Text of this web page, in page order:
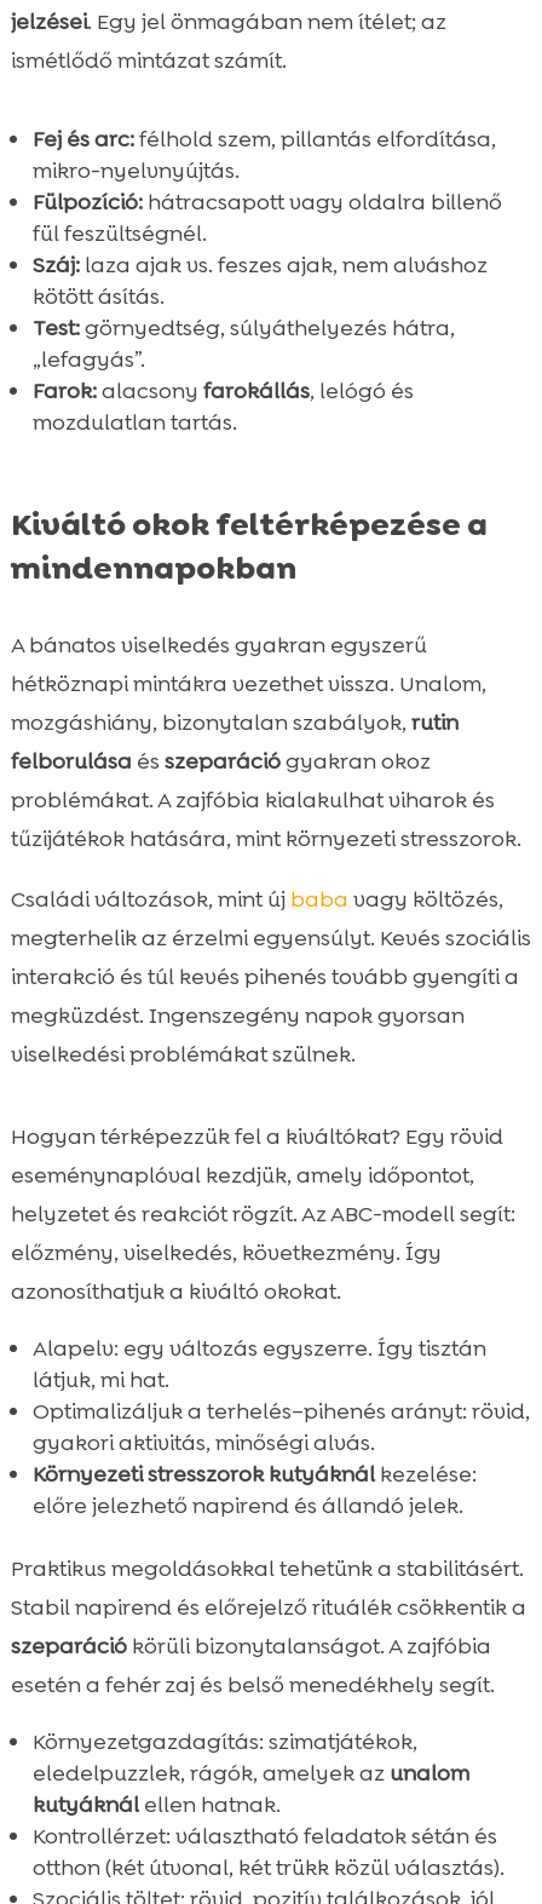
jelzései. Egy jel önmagában nem ítélet; az
ismétlődő mintázat számít.
Fej és arc:félhold szem, pillantás elfordítása,
mikro-nyelvnyújtás.
Fülpozíció:hátracsapott vagy oldalra billenő
fül feszültségnél.
Száj:laza ajak vs. feszes ajak, nem alváshoz
kötött ásítás.
Test:görnyedtség, súlyáthelyezés hátra,
„lefagyás”.
Farok:alacsony farokállás, lelógó és
mozdulatlan tartás.
Kiváltó okok feltérképezése a
mindennapokban
A bánatos viselkedés gyakran egyszerű
hétköznapi mintákra vezethet vissza. Unalom,
mozgáshiány, bizonytalan szabályok, rutin
felborulása és szeparációgyakran okoz
problémákat. A zajfóbia kialakulhat viharok és
tűzijátékok hatására, mint környezeti stresszorok.
Családi változások, mint új baba vagy költözés,
megterhelik az érzelmi egyensúlyt. Kevés szociális
interakció és túl kevés pihenés tovább gyengíti a
megküzdést. Ingenszegény napok gyorsan
viselkedési problémákat szülnek.
Hogyan térképezzük fel a kiváltókat? Egy rövid
eseménynaplóval kezdjük, amely időpontot,
helyzetet és reakciót rögzít. Az ABC-modell segít:
előzmény, viselkedés, következmény. Így
azonosíthatjuk a kiváltó okokat.
Alapelv: egy változás egyszerre. Így tisztán
látjuk, mi hat.
Optimalizáljuk a terhelés–pihenés arányt: rövid,
gyakori aktivitás, minőségi alvás.
Környezeti stresszorok kutyáknálkezelése:
előre jelezhető napirend és állandó jelek.
Praktikus megoldásokkal tehetünk a stabilitásért.
Stabil napirend és előrejelző rituálék csökkentik a
szeparációkörüli bizonytalanságot. A zajfóbia
esetén a fehér zaj és belső menedékhely segít.
Környezetgazdagítás: szimatjátékok,
eledelpuzzlek, rágók, amelyek az unalom
kutyáknálellen hatnak.
Kontrollérzet: választható feladatok sétán és
otthon (két útvonal, két trükk közül választás).